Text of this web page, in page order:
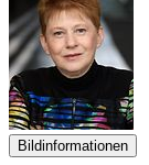
Bildinformationen